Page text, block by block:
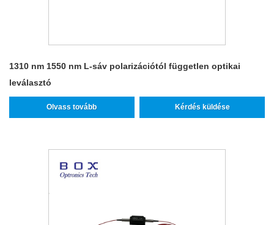
1310 nm 1550 nm L-sáv polarizációtól független optikai
leválasztó
Olvass tovább Kérdés küldése